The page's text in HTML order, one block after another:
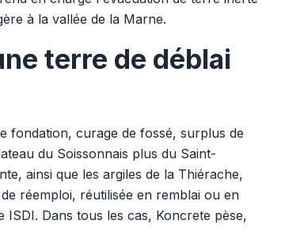
à la vallée de la Marne.
terre de déblai
fondation, curage de fossé, surplus de
du Soissonnais plus du Saint-
ainsi que les argiles de la Thiérache,
réemploi, réutilisée en remblai ou en
Dans tous les cas, Koncrete pèse,